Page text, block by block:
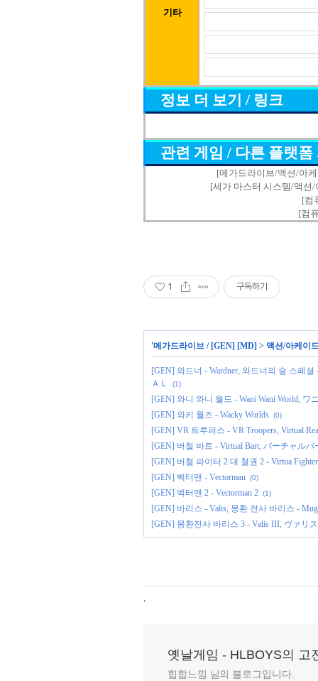
기타
정보 더 보기 / 링크
관련 게임 / 다른 플랫폼
[메가드라이브/액션/아케
[세가 마스터 시스템/액션/
[컴
[컴
1 구독하기
'메가드라이브 / [GEN] [MD] > 액션/아케이
[GEN] 와드너 - Wardner, 와드너의 숲 스페
ＡＬ
(1)
[GEN] 와니 와니 월드 - Wani Wani World, ワ
[GEN] 와키 월즈 - Wacky Worlds (0)
[GEN] VR 트루퍼스 - VR Troopers, Virtual
[GEN] 버철 바트 - Virtual Bart, バーチャルバ
[GEN] 버철 파이터 2 대 철권 2 - Virtua Fighter
[GEN] 벡터맨 - Vectorman (0)
[GEN] 벡터맨 2 - Vectorman 2 (1)
[GEN] 바리스 - Valis, 몽환 전사 바리스 -
[GEN] 몽환전사 바리스 3 - Valis III, ヴァリ
,
옛날게임 - HLBOYS의 고
힙합느낌 님의 블로그입니다.